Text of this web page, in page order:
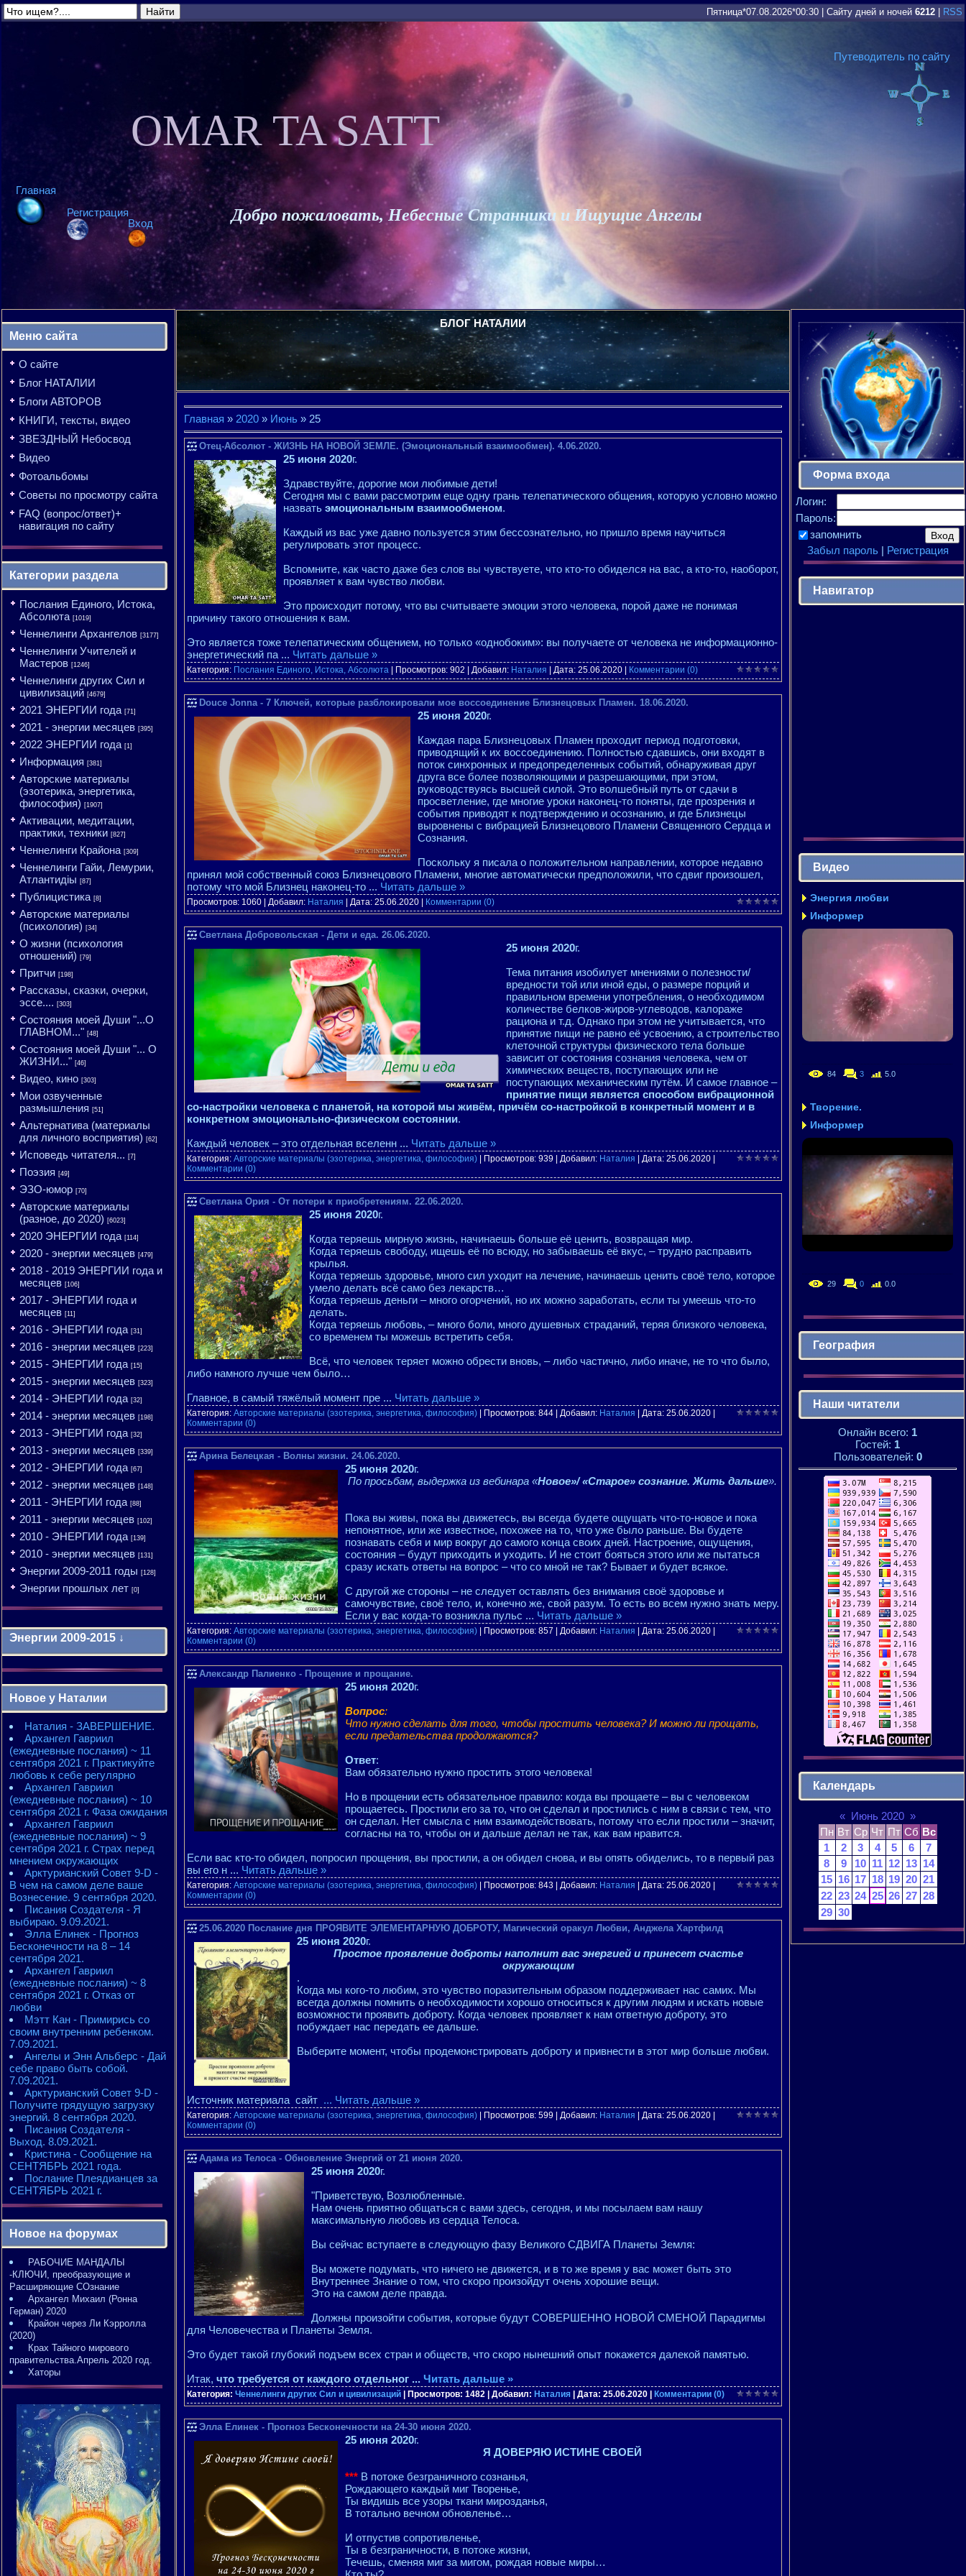
Пятница*07.08.2026*00:30 Сайту дней и ночей 6212 RSS
Путеводитель по сайту
Главная
Регистрация
Вход
OMAR TA SATT
Добро пожаловать, Небесные Странники и Ищущие Ангелы
Меню сайта
О сайте
Блог НАТАЛИИ
Блоги АВТОРОВ
КНИГИ, тексты, видео
ЗВЕЗДНЫЙ Небосвод
Видео
Фотоальбомы
Советы по просмотру сайта
FAQ (вопрос/ответ)+
навигация по сайту
Категории раздела
Послания Единого, Истока,
Абсолюта [1019]
Ченнелинги Архангелов [3177]
Ченнелинги Учителей и
Мастеров [1246]
Ченнелинги других Сил и
цивилизаций [4679]
2021 ЭНЕРГИИ года [71]
2021 - энергии месяцев [395]
2022 ЭНЕРГИИ года [1]
Информация [381]
Авторские материалы
(эзотерика, энергетика,
философия) [1907]
Активации, медитации,
практики, техники [827]
Ченнелинги Крайона [309]
Ченнелинги Гайи, Лемурии,
Атлантидіы [87]
Публицистика [8]
Авторские материалы
(психология) [34]
О жизни (психология
отношений) [79]
Притчи [198]
Рассказы, сказки, очерки,
эссе.... [303]
Состояния моей Души "...О
ГЛАВНОМ..." [48]
Состояния моей Души "... О
ЖИЗНИ..." [46]
Видео, кино [303]
Мои озвученные
размышления [51]
Альтернатива (материалы
для личного восприятия) [62]
Исповедь читателя... [7]
Поэзия [49]
ЭЗО-юмор [70]
Авторские материалы
(разное, до 2020) [6023]
2020 ЭНЕРГИИ года [114]
2020 - энергии месяцев [479]
2018 - 2019 ЭНЕРГИИ года и
месяцев [106]
2017 - ЭНЕРГИИ года и
месяцев [11]
2016 - ЭНЕРГИИ года [31]
2016 - энергии месяцев [223]
2015 - ЭНЕРГИИ года [15]
2015 - энергии месяцев [323]
2014 - ЭНЕРГИИ года [32]
2014 - энергии месяцев [198]
2013 - ЭНЕРГИИ года [32]
2013 - энергии месяцев [339]
2012 - ЭНЕРГИИ года [67]
2012 - энергии месяцев [148]
2011 - ЭНЕРГИИ года [88]
2011 - энергии месяцев [102]
2010 - ЭНЕРГИИ года [139]
2010 - энергии месяцев [131]
Энергии 2009-2011 годы [128]
Энергии прошлых лет [0]
Энергии 2009-2015 ↓
2010 - энергии месяцев
2010 - ЭНЕРГИИ года
2011 - энергии месяцев
2011 - ЭНЕРГИИ года
2012 - энергии месяцев
2012 - ЭНЕРГИИ года
2013 - энергии месяцев
2013 - ЭНЕРГИИ года
2014 - энергии месяцев
2014 - ЭНЕРГИИ года
2015 - энергии месяцев
2015 - ЭНЕРГИИ года
Новое у Наталии
Наталия - ЗАВЕРШЕНИЕ.
Архангел Гавриил
(ежедневные послания) ~ 11
сентября 2021 г. Практикуйте
любовь к себе регулярно
Архангел Гавриил
(ежедневные послания) ~ 10
сентября 2021 г. Фаза ожидания
Архангел Гавриил
(ежедневные послания) ~ 9
сентября 2021 г. Страх перед
мнением окружающих
Арктурианский Совет 9-D -
В чем на самом деле ваше
Вознесение. 9 сентября 2020.
Писания Создателя - Я
выбираю. 9.09.2021.
Элла Елинек - Прогноз
Бесконечности на 8 – 14
сентября 2021.
Архангел Гавриил
(ежедневные послания) ~ 8
сентября 2021 г. Отказ от
любви
Мэтт Кан - Примирись со
своим внутренним ребенком.
7.09.2021.
Ангелы и Энн Альберс - Дай
себе право быть собой.
7.09.2021.
Арктурианский Совет 9-D -
Получите грядущую загрузку
энергий. 8 сентября 2020.
Писания Создателя -
Выход. 8.09.2021.
Кристина - Сообщение на
СЕНТЯБРЬ 2021 года.
Послание Плеядианцев за
СЕНТЯБРЬ 2021 г.
Новое на форумах
РАБОЧИЕ МАНДАЛЫ
-КЛЮЧИ, преобразующие и
Расширяющие СОзнание
Архангел Михаил (Ронна
Герман) 2020
Крайон через Ли Кэрролла
(2020)
Крах Тайного мирового
правительства.Апрель 2020 год.
Хаторы
БЛОГ НАТАЛИИ
Главная » 2020 » Июнь » 25
Отец-Абсолют - ЖИЗНЬ НА НОВОЙ ЗЕМЛЕ. (Эмоциональный взаимообмен). 4.06.2020.
25 июня 2020г.
Здравствуйте, дорогие мои любимые дети!
Сегодня мы с вами рассмотрим еще одну грань телепатического общения, которую условно можно
назватьэмоциональным взаимообменом.
Каждый из вас уже давно пользуется этим бессознательно, но пришло время научиться
регулировать этот процесс.
Вспомните, как часто даже без слов вы чувствуете, что кто-то обиделся на вас, а кто-то, наоборот,
проявляет к вам чувство любви.
Это происходит потому, что вы считываете эмоции этого человека, порой даже не понимая
причину такого отношения к вам.
Это является тоже телепатическим общением, но только «однобоким»: вы получаете от человека не информационно-
энергетический па ... Читать дальше »
Категория: Послания Единого, Истока, Абсолюта | Просмотров: 902 | Добавил: Наталия | Дата: 25.06.2020 Комментарии (0)
Douce Jonna - 7 Ключей, которые разблокировали мое воссоединение Близнецовых Пламен. 18.06.2020.
25 июня 2020г.
Каждая пара Близнецовых Пламен проходит период подготовки,
приводящий к их воссоединению. Полностью сдавшись, они входят в
поток синхронных и предопределенных событий, обнаруживая друг
друга все более позволяющими и разрешающими, при этом,
руководствуясь высшей силой. Это волшебный путь от сдачи в
просветление, где многие уроки наконец-то поняты, где прозрения и
события приводят к подтверждению и осознанию, и где Близнецы
выровнены с вибрацией Близнецового Пламени Священного Сердца и
Сознания.
Поскольку я писала о положительном направлении, которое недавно
принял мой собственный союз Близнецового Пламени, многие автоматически предположили, что сдвиг произошел,
потому что мой Близнец наконец-то ... Читать дальше »
Просмотров: 1060 | Добавил: Наталия | Дата: 25.06.2020 Комментарии (0)
Светлана Добровольская - Дети и еда. 26.06.2020.
25 июня 2020г.
Тема питания изобилует мнениями о полезности/
вредности той или иной еды, о размере порций и
правильном времени употребления, о необходимом
количестве белков-жиров-углеводов, калораже
рациона и т.д. Однако при этом не учитывается, что
принятие пищи не равно её усвоению, а строительство
клеточной структуры физического тела больше
зависит от состояния сознания человека, чем от
химических веществ, поступающих или не
поступающих механическим путём. И самое главное –
принятие пищи является способом вибрационной
со-настройки человека с планетой, на которой мы живём, причём со-настройкой в конкретный момент и в
конкретном эмоционально-физическом состоянии.
Каждый человек – это отдельная вселенн ... Читать дальше »
Категория: Авторские материалы (эзотерика, энергетика, философия) | Просмотров: 939 | Добавил: Наталия | Дата: 25.06.2020
Комментарии (0)
Светлана Ория - От потери к приобретениям. 22.06.2020.
25 июня 2020г.
Когда теряешь мирную жизнь, начинаешь больше её ценить, возвращая мир.
Когда теряешь свободу, ищешь её по всюду, но забываешь её вкус, – трудно расправить
крылья.
Когда теряешь здоровье, много сил уходит на лечение, начинаешь ценить своё тело, которое
умело делать всё само без лекарств…
Когда теряешь деньги – много огорчений, но их можно заработать, если ты умеешь что-то
делать.
Когда теряешь любовь, – много боли, много душевных страданий, теряя близкого человека,
со временем ты можешь встретить себя.
Всё, что человек теряет можно обрести вновь, – либо частично, либо иначе, не то что было,
либо намного лучше чем было…
Главное, в самый тяжёлый момент пре ... Читать дальше »
Категория: Авторские материалы (эзотерика, энергетика, философия) | Просмотров: 844 | Добавил: Наталия | Дата: 25.06.2020
Комментарии (0)
Арина Белецкая - Волны жизни. 24.06.2020.
25 июня 2020г.
По просьбам, выдержка из вебинара «Новое»/ «Старое» сознание. Жить дальше».
Пока вы живы, пока вы движетесь, вы всегда будете ощущать что-то-новое и пока
непонятное, или же известное, похожее на то, что уже было раньше. Вы будете
познавать себя и мир вокруг до самого конца своих дней. Настроение, ощущения,
состояния – будут приходить и уходить. И не стоит бояться этого или же пытаться
сразу искать ответы на вопрос – что со мной не так? Бывает и будет всякое.
С другой же стороны – не следует оставлять без внимания своё здоровье и
самочувствие, своё тело, и, конечно же, свой разум. То есть во всем нужно знать меру.
Если у вас когда-то возникла пульс ... Читать дальше »
Категория: Авторские материалы (эзотерика, энергетика, философия) | Просмотров: 857 | Добавил: Наталия | Дата: 25.06.2020
Комментарии (0)
Александр Палиенко - Прощение и прощание.
25 июня 2020г.
Вопрос:
Что нужно сделать для того, чтобы простить человека? И можно ли прощать,
если предательства продолжаются?
Ответ:
Вам обязательно нужно простить этого человека!
Но в прощении есть обязательное правило: когда вы прощаете – вы с человеком
прощаетесь. Простили его за то, что он сделал и простились с ним в связи с тем, что
он сделал. Нет смысла с ним взаимодействовать, потому что если простили – значит,
согласны на то, чтобы он и дальше делал не так, как вам нравится.
Если вас кто-то обидел, попросил прощения, вы простили, а он обидел снова, и вы опять обиделись, то в первый раз
вы его н ... Читать дальше »
Категория: Авторские материалы (эзотерика, энергетика, философия) | Просмотров: 843 | Добавил: Наталия | Дата: 25.06.2020
Комментарии (0)
25.06.2020 Послание дня ПРОЯВИТЕ ЭЛЕМЕНТАРНУЮ ДОБРОТУ, Магический оракул Любви, Анджела Хартфилд
25 июня 2020г.
Простое проявление доброты наполнит вас энергией и принесет счастье
окружающим
.
Когда мы кого-то любим, это чувство поразительным образом поддерживает нас самих. Мы
всегда должны помнить о необходимости хорошо относиться к другим людям и искать новые
возможности проявить доброту. Когда человек проявляет к нам ответную доброту, это
побуждает нас передать ее дальше.
Выберите момент, чтобы продемонстрировать доброту и привнести в этот мир больше любви.
Источник материала сайт ... Читать дальше »
Категория: Авторские материалы (эзотерика, энергетика, философия) | Просмотров: 599 | Добавил: Наталия | Дата: 25.06.2020
Комментарии (0)
Адама из Телоса - Обновление Энергий от 21 июня 2020.
25 июня 2020г.
"Приветствую, Возлюбленные.
Нам очень приятно общаться с вами здесь, сегодня, и мы посылаем вам нашу
максимальную любовь из сердца Телоса.
Вы сейчас вступаете в следующую фазу Великого СДВИГА Планеты Земля:
Вы можете подумать, что ничего не движется, и в то же время у вас может быть это
Внутреннее Знание о том, что скоро произойдут очень хорошие вещи.
Это на самом деле правда.
Должны произойти события, которые будут СОВЕРШЕННО НОВОЙ СМЕНОЙ Парадигмы
для Человечества и Планеты Земля.
Это будет такой глубокий подъем всех стран и обществ, что скоро нынешний опыт покажется далекой памятью.
Итак, что требуется от каждого отдельног ... Читать дальше »
Категория: Ченнелинги других Сил и цивилизаций | Просмотров: 1482 | Добавил: Наталия | Дата: 25.06.2020 Комментарии (0)
Элла Елинек - Прогноз Бесконечности на 24-30 июня 2020.
25 июня 2020г.
Я ДОВЕРЯЮ ИСТИНЕ СВОЕЙ
*** В потоке безграничного сознанья,
Рождающего каждый миг Творенье,
Ты видишь все узоры ткани мирозданья,
В тотально вечном обновленье…
И отпустив сопротивленье,
Ты в безграничности, в потоке жизни,
Течешь, сменяя миг за мигом, рождая новые миры…
Форма входа
Логин:
Пароль:
запомнить
Забыл пароль| Регистрация
Навигатор
Видео
Энергия любви
Информер
84 3 5.0
Творение.
Информер
29 0 0.0
География
Наши читатели
Онлайн всего: 1
Гостей: 1
Пользователей: 0
Календарь
« Июнь 2020 »
Пн Вт Ср Чт Пт Сб Вс
1
2 3 4 5 6
7
8
9 10 11 12 13 14
15 16 17 18 19 20 21
22 23 24 25 26 27 28
29 30